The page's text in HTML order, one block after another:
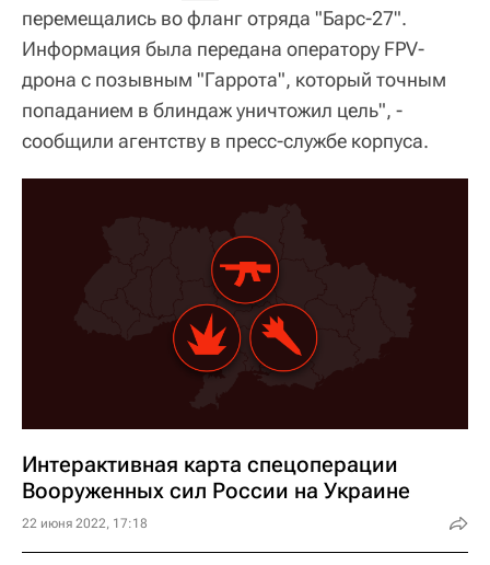
перемещались во фланг отряда "Барс-27".
Информация была передана оператору FPV-
дрона с позывным "Гаррота", который точным
попаданием в блиндаж уничтожил цель", -
сообщили агентству в пресс-службе корпуса.
Интерактивная карта спецоперации
Вооруженных сил России на Украине
22 июня 2022, 17:18